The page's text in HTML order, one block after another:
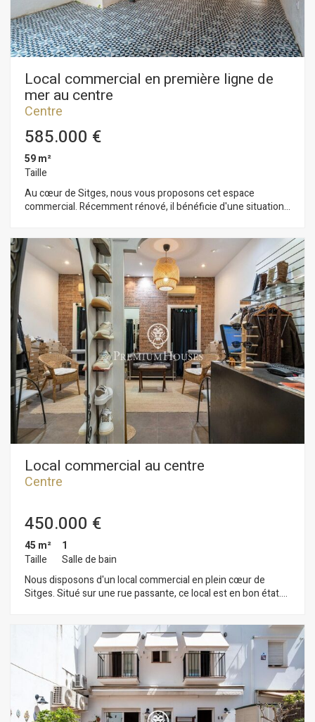
Local commercial en première ligne de
mer au centre
Centre
585.000 €
59 m²
Taille
Au cœur de Sitges, nous vous proposons cet espace
commercial. Récemment rénové, il bénéficie d'une situation
dispose également d'une terrasse à l'arrière. Situé en plein
centre de Sitges, dans un quartier réputé pour sa proximité
avec les commerces et services essentiels et la plage, cet
espace commercial est idéalement situé.
Local commercial au centre
Centre
450.000 €
45 m²
Taille
1
Salle de bain
Nous disposons d'un local commercial en plein cœur de
Sitges. Situé sur une rue passante, ce local est en bon état.
local se trouve au centre de Sitges, un quartier réputé pour sa
proximité avec les commerces et services essentiels et la